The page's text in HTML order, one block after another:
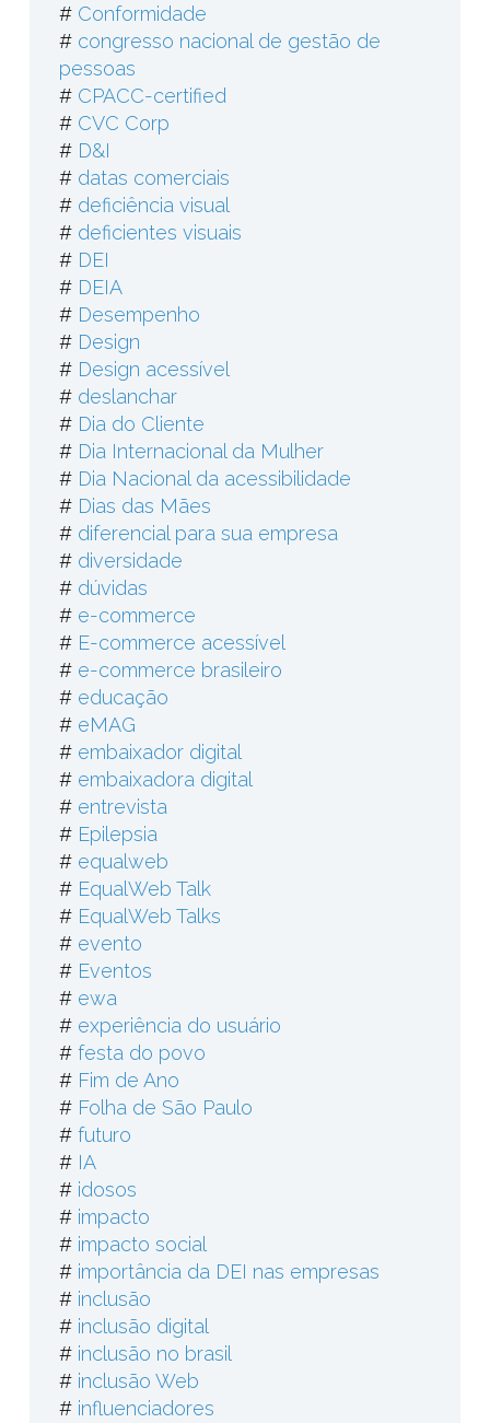
# Conformidade
# congresso nacional de gestão de
pessoas
# CPACC-certified
# CVC Corp
# D&I
# datas comerciais
# deficiência visual
# deficientes visuais
# DEI
# DEIA
# Desempenho
# Design
# Design acessível
# deslanchar
# Dia do Cliente
# Dia Internacional da Mulher
# Dia Nacional da acessibilidade
# Dias das Mães
# diferencial para sua empresa
# diversidade
# dúvidas
# e-commerce
# E-commerce acessível
# e-commerce brasileiro
# educação
# eMAG
# embaixador digital
# embaixadora digital
# entrevista
# Epilepsia
# equalweb
# EqualWeb Talk
# EqualWeb Talks
# evento
# Eventos
# ewa
# experiência do usuário
# festa do povo
# Fim de Ano
# Folha de São Paulo
# futuro
# IA
# idosos
# impacto
# impacto social
# importância da DEI nas empresas
# inclusão
# inclusão digital
# inclusão no brasil
# inclusão Web
# influenciadores